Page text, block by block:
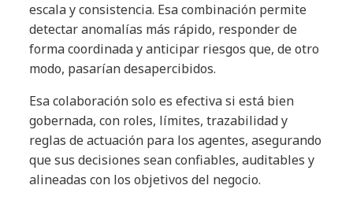
escala y consistencia. Esa combinación permite
detectar anomalías más rápido, responder de
forma coordinada y anticipar riesgos que, de otro
modo, pasarían desapercibidos.
Esa colaboración solo es efectiva si está bien
gobernada, con roles, límites, trazabilidad y
reglas de actuación para los agentes, asegurando
que sus decisiones sean confiables, auditables y
alineadas con los objetivos del negocio.